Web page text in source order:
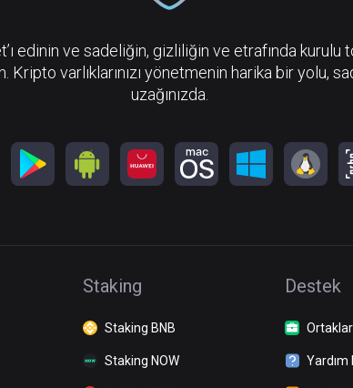
edinin ve sadeliğin, gizliliğin ve etrafında kurulu
Kripto varlıklarınızı yönetmenin harika bir yolu,
uzağınızda.
Staking
Staking BNB
Staking NOW
Destek